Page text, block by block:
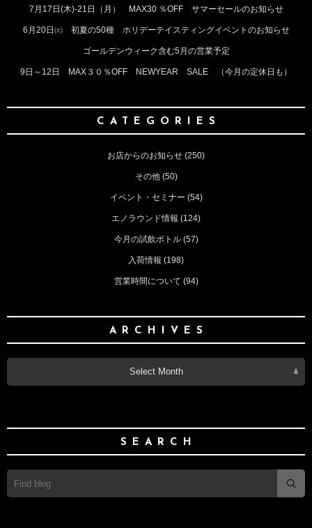
7月17日(木)‐21日（月） MAX30 ％OFF サマーセールのお知らせ
6月20日㈯ 初夏の50種 ホリデーテイスティングイベントのお知らせ
ゴールデンウィーク含む5月の営業予定
9日～12日 MAX３０％OFF NEWYEAR SALE （今月の定休日も）
CATEGORIES
お店からのお知らせ (250)
その他(50)
イベント・セミナー (54)
エノラウンド情報 (124)
今月の試飲ボトル(57)
入荷情報 (198)
営業時間について (94)
ARCHIVES
Select Month
SEARCH